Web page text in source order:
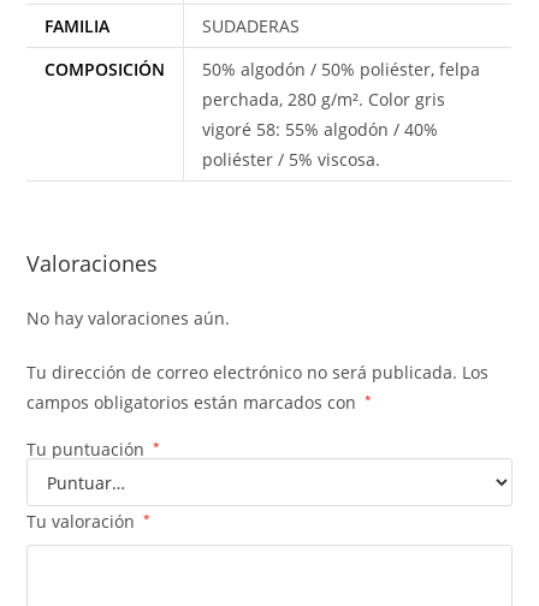
FAMILIA
SUDADERAS
COMPOSICIÓN
50% algodón / 50% poliéster, felpa
perchada, 280 g/m². Color gris
vigoré 58: 55% algodón / 40%
poliéster / 5% viscosa.
Valoraciones
No hay valoraciones aún.
Tu dirección de correo electrónico no será publicada. Los
campos obligatorios están marcados con
*
Tu puntuación *
Tu valoración *